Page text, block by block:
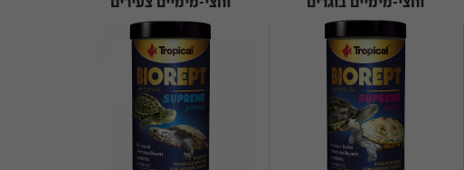
BIOREPT SUPREME
ADULT
BIOREPT SUPREME
YOUNG